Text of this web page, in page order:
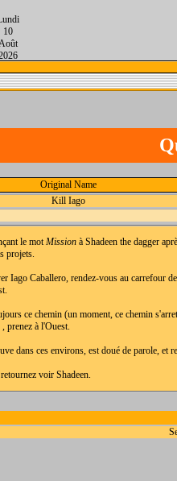
10
Original Name
Kill Iago
le motMissionà Shadeen the dagger
projets.
Iago Caballero, rendez-vous au carrefour
ce chemin (un moment, ce chemin
, prenez à l'Ouest.
dans ces environs, est doué de parole, et
voir Shadeen.